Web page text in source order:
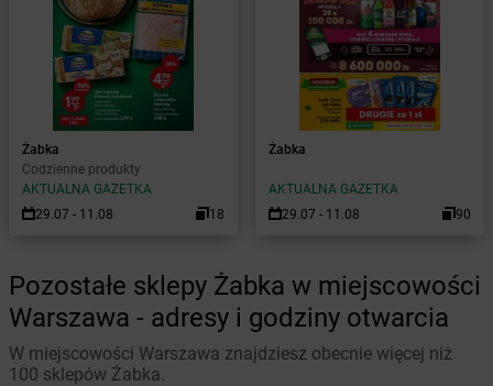
Żabka
Codzienne produkty
AKTUALNA GAZETKA
29.07 - 11.08
18
Żabka
AKTUALNA GAZETKA
29.07 - 11.08
90
Pozostałe sklepy Żabka w miejscowości
Warszawa - adresy i godziny otwarcia
W miejscowości Warszawa znajdziesz obecnie więcej niż
100 sklepów Żabka.